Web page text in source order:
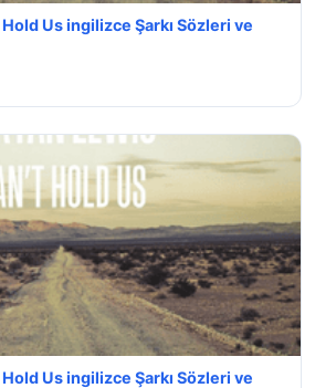
Us ingilizce Şarkı Sözleri ve
Us ingilizce Şarkı Sözleri ve